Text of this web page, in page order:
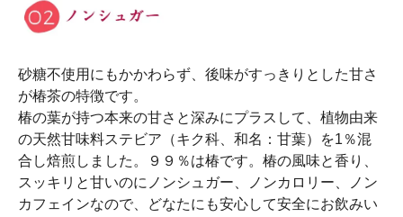
砂糖不使用にもかかわらず、後味がすっきりとした甘さ
が椿茶の特徴です。
椿の葉が持つ本来の甘さと深みにプラスして、植物由来
の天然甘味料ステビア（キク科、和名：甘葉）を1％混
合し焙煎しました。９９％は椿です。椿の風味と香り、
スッキリと甘いのにノンシュガー、ノンカロリー、ノン
カフェインなので、どなたにも安心して安全にお飲みい